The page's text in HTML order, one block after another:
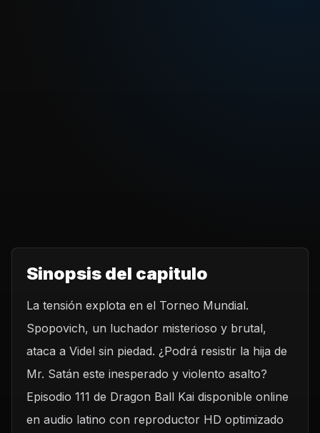
Sinopsis del capitulo
La tensión explota en el Torneo Mundial.
Spopovich, un luchador misterioso y brutal,
ataca a Videl sin piedad. ¿Podrá resistir la hija de
Mr. Satán este inesperado y violento asalto?
Episodio 111 de Dragon Ball Kai disponible online
en audio latino con reproductor HD optimizado